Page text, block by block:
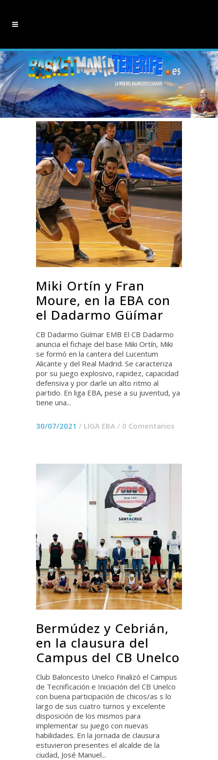
Miki Ortín y Fran
Moure, en la EBA con
el Dadarmo Güímar
CB Dadarmo Güímar EMB El CB Dadarmo
anuncia el fichaje del base Miki Ortín, Miki
se formó en la cantera del Lucentum
Alicante y del Real Madrid. Se caracteriza
por su juego explosivo, rapidez, capacidad
defensiva y por darle un alto ritmo al
partido. En liga EBA, pese a su juventud, ya
tiene una...
30/07/2021 / LIGA EBA / 0 Comentarios
Bermúdez y Cebrián,
en la clausura del
Campus del CB Unelco
Club Baloncesto Unelco Finalizó el Campus
de Tecnificación e Iniciación del CB Unelco
con buena participación de chicos/as s lo
largo de sus cuatro turnos y excelente
disposición de los mismos para
implementar su juego con nuevas
habilidades. En la jornada de clausura
estuvieron presentes el alcalde de la
ciudad, José Manuel...